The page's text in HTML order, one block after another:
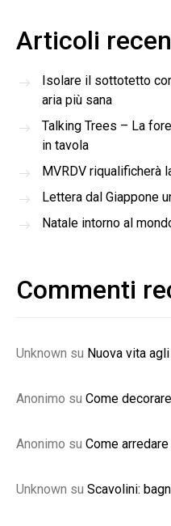
Articoli
Isolare il sottotetto
aria più sana
Talking Trees – La
in tavola
MVRDV riqualificherà
Lettera dal Giappone
Natale intorno al
Commenti
Unknown su Nuova vita
Anonimo su Come
Anonimo su Come
Unknown su Scavolini: